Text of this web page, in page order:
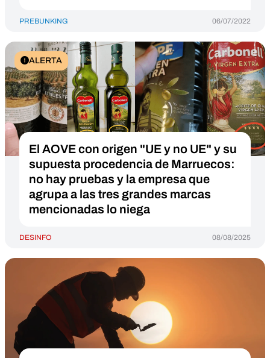
PREBUNKING 06/07/2022
ALERTA
El AOVE con origen "UE y no UE" y su
supuesta procedencia de Marruecos:
no hay pruebas y la empresa que
agrupa a las tres grandes marcas
mencionadas lo niega
DESINFO 08/08/2025